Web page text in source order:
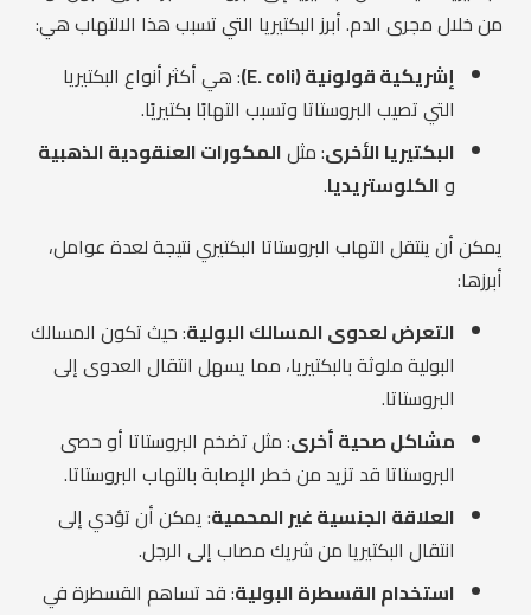
من خلال مجرى الدم. أبرز البكتيريا التي تسبب هذا الالتهاب هي:
إشريكية قولونية (E. coli)
: هي أكثر أنواع البكتيريا
التي تصيب البروستاتا وتسبب التهابًا بكتيريًا.
البكتيريا الأخرى: مثلالمكورات العنقودية الذهبية
والكلوستريديا.
يمكن أن ينتقل التهاب البروستاتا البكتيري نتيجة لعدة عوامل،
أبرزها:
التعرض لعدوى المسالك البولية: حيث تكون المسالك
البولية ملوثة بالبكتيريا، مما يسهل انتقال العدوى إلى
البروستاتا.
مشاكل صحية أخرى: مثل تضخم البروستاتا أو حصى
البروستاتا قد تزيد من خطر الإصابة بالتهاب البروستاتا.
العلاقة الجنسية غير المحمية: يمكن أن تؤدي إلى
انتقال البكتيريا من شريك مصاب إلى الرجل.
استخدام القسطرة البولية: قد تساهم القسطرة في